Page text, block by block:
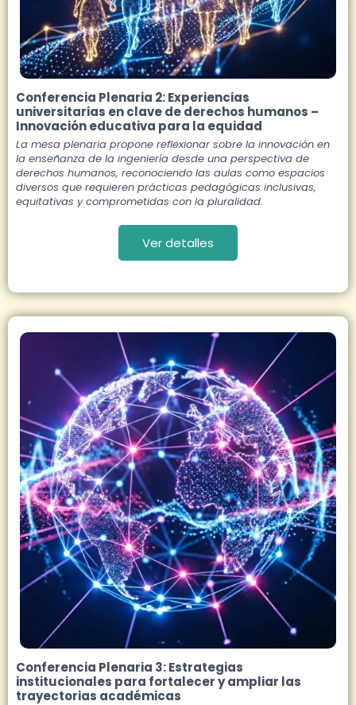
Conferencia Plenaria 2: Experiencias
universitarias en clave de derechos humanos –
Innovación educativa para la equidad
La mesa plenaria propone reflexionar sobre la innovación en
la enseñanza de la ingeniería desde una perspectiva de
derechos humanos, reconociendo las aulas como espacios
diversos que requieren prácticas pedagógicas inclusivas,
equitativas y comprometidas con la pluralidad.
Ver detalles
Conferencia Plenaria 3: Estrategias
institucionales para fortalecer y ampliar las
trayectorias académicas